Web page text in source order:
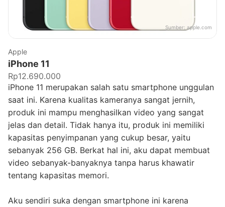
Sumber: apple.com
Apple
iPhone 11
Rp12.690.000
iPhone 11 merupakan salah satu smartphone unggulan
saat ini. Karena kualitas kameranya sangat jernih,
produk ini mampu menghasilkan video yang sangat
jelas dan detail. Tidak hanya itu, produk ini memiliki
kapasitas penyimpanan yang cukup besar, yaitu
sebanyak 256 GB. Berkat hal ini, aku dapat membuat
video sebanyak-banyaknya tanpa harus khawatir
tentang kapasitas memori.
Aku sendiri suka dengan smartphone ini karena